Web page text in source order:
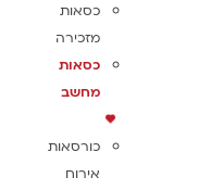
כסאות
מזכירה
כסאות
מחשב
כורסאות
אירוח